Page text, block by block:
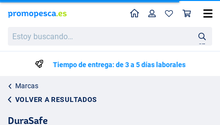
buscando…
en
Perfil
Tiempo de entrega: de 3 a 5 días laborales
Marcas
VOLVER A RESULTADOS
DuraSafe